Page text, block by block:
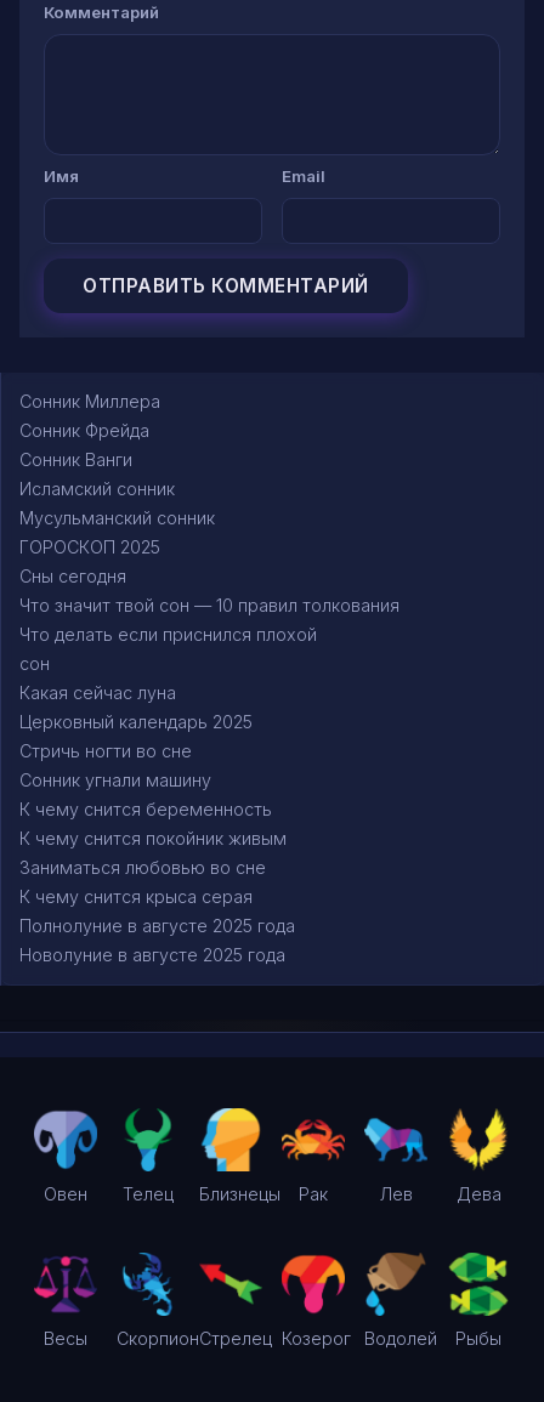
Комментарий
Имя Email
Сонник Миллера
Сонник Фрейда
Сонник Ванги
Исламский сонник
Мусульманский сонник
ГОРОСКОП 2025
Сны сегодня
Что значит твой сон — 10 правил толкования
Что делать если приснился плохой
сон
Какая сейчас луна
Церковный календарь 2025
Стричь ногти во сне
Сонник угнали машину
К чему снится беременность
К чему снится покойник живым
Заниматься любовью во сне
К чему снится крыса серая
Полнолуние в августе 2025 года
Новолуние в августе 2025 года
Овен Телец Близнецы Рак Лев Дева
Весы СкорпионСтрелец Козерог Водолей Рыбы